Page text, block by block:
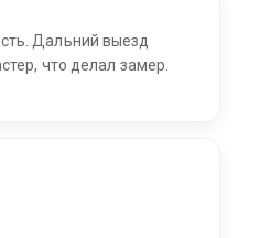
Дальний выезд
что делал замер.